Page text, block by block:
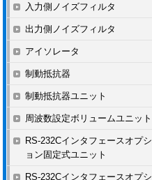
入力側ノイズフィルタ
出力側ノイズフィルタ
アイソレータ
制動抵抗器
制動抵抗器ユニット
周波数設定ボリュームユニット
RS-232Cインタフェースオプシ
ョン固定式ユニット
RS-232Cインタフェースオプシ